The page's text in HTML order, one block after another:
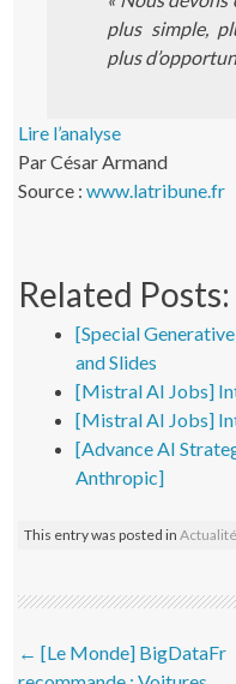
plus simple,
plus
Lire l’analyse
Par César Armand
Source :www.latribune.fr
Related Posts:
[Special
and Slides
[Mistral AI Jobs]
[Mistral AI Jobs]
[Advance AI
Anthropic]
This entry was posted in
Post navigation
← [Le Monde] BigDataFr